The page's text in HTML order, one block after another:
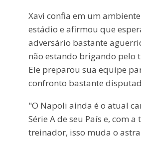
Xavi confia em um
estádio e afirmou que
adversário bastante
não estando brigando pelo
Ele preparou sua equipe
confronto bastante
"O Napoli ainda é o atual
Série A de seu País e, com a
treinador, isso muda o